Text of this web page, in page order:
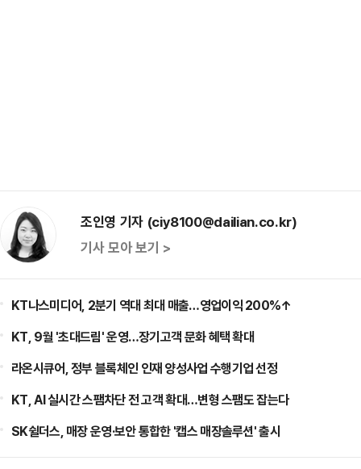
조인영 기자 (ciy8100@dailian.co.kr)
기사 모아 보기 >
KT나스미디어, 2분기 역대 최대 매출…영업이익 200%↑
KT, 9월 '초대드림' 운영…장기고객 문화 혜택 확대
라온시큐어, 정부 블록체인 인재 양성사업 수행기업 선정
KT, AI 실시간 스팸차단 전 고객 확대…변형 스팸도 잡는다
SK쉴더스, 매장 운영·보안 통합한 '캡스 매장솔루션' 출시